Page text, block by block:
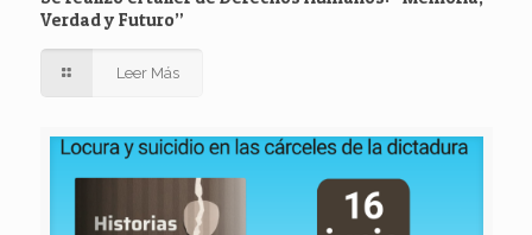
Verdad y Futuro”
Leer Más